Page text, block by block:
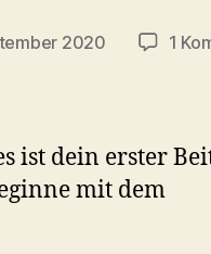
2020 1
ist dein erster
mit dem